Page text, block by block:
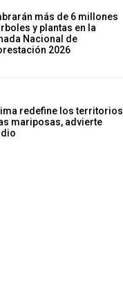
más de 6 millones
y plantas en la
Nacional de
2026
redefine los territorios
mariposas, advierte